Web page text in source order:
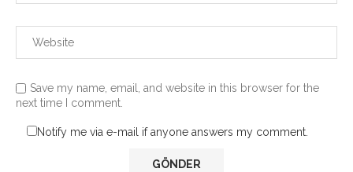
Save my name, email, and website in this browser for the
next time I comment.
Notify me via e-mail if anyone answers my comment.